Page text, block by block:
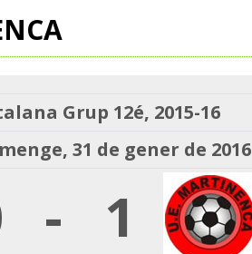
Grup 12é, 2015-16
31 de gener de 2016
- 1